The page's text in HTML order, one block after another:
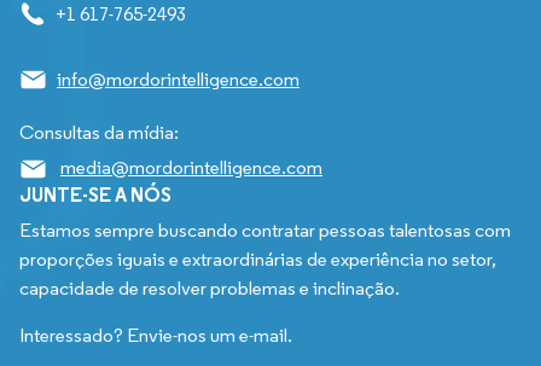
+1 617-765-2493
info@mordorintelligence.com
Consultas da mídia:
media@mordorintelligence.com
JUNTE-SE A NÓS
Estamos sempre buscando contratar pessoas talentosas com
proporções iguais e extraordinárias de experiência no setor,
capacidade de resolver problemas e inclinação.
Interessado? Envie-nos um e-mail.